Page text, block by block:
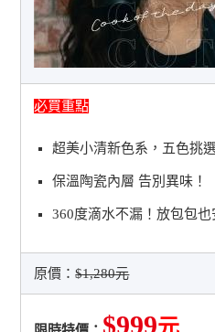
必買重點
超美小清新色系，五色挑
保溫陶瓷內層 告別異味！
360度滴水不漏！放包包也
原價：$1,280元
$999元